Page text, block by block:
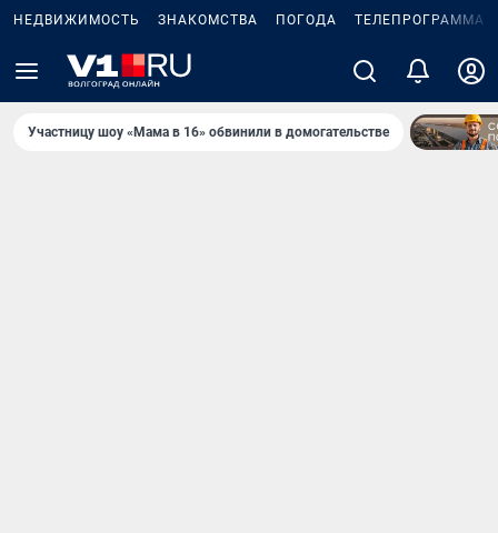
НЕДВИЖИМОСТЬ ЗНАКОМСТВА ПОГОДА ТЕЛЕПРОГРАММА
Участницу шоу «Мама в 16» обвинили в домогательстве